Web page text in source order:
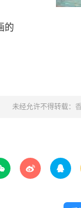
的
未经允许不得转载：
 